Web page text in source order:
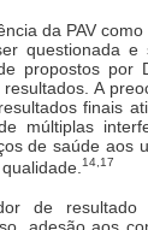
da PAV
questionada e
propostos por
A
finais
múltiplas
de saúde aos
14,17
de resultado